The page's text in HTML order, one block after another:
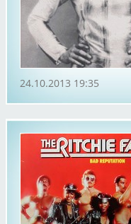
24.10.2013 19:35